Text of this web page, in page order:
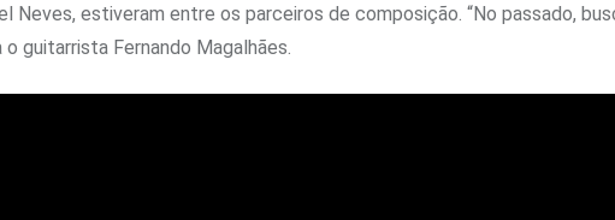
Neves, estiveram entre os parceiros de composição. “No passado,
guitarrista Fernando Magalhães.